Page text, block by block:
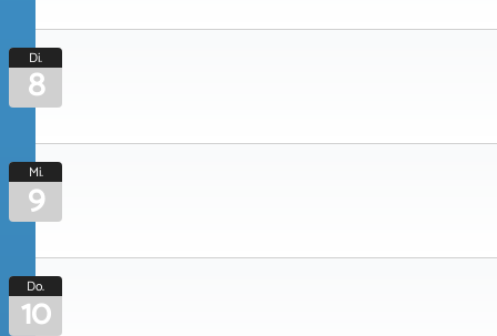
Di.
8
Mi.
9
Do.
10